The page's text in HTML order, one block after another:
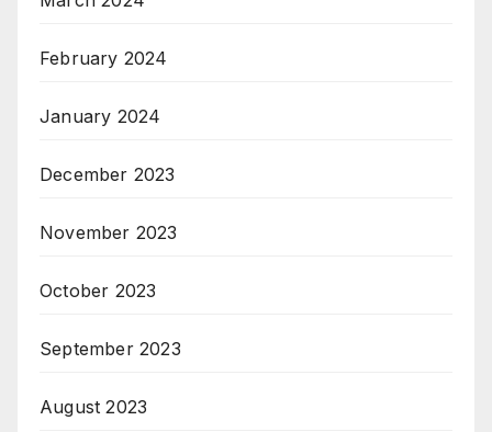
February 2024
January 2024
December 2023
November 2023
October 2023
September 2023
August 2023